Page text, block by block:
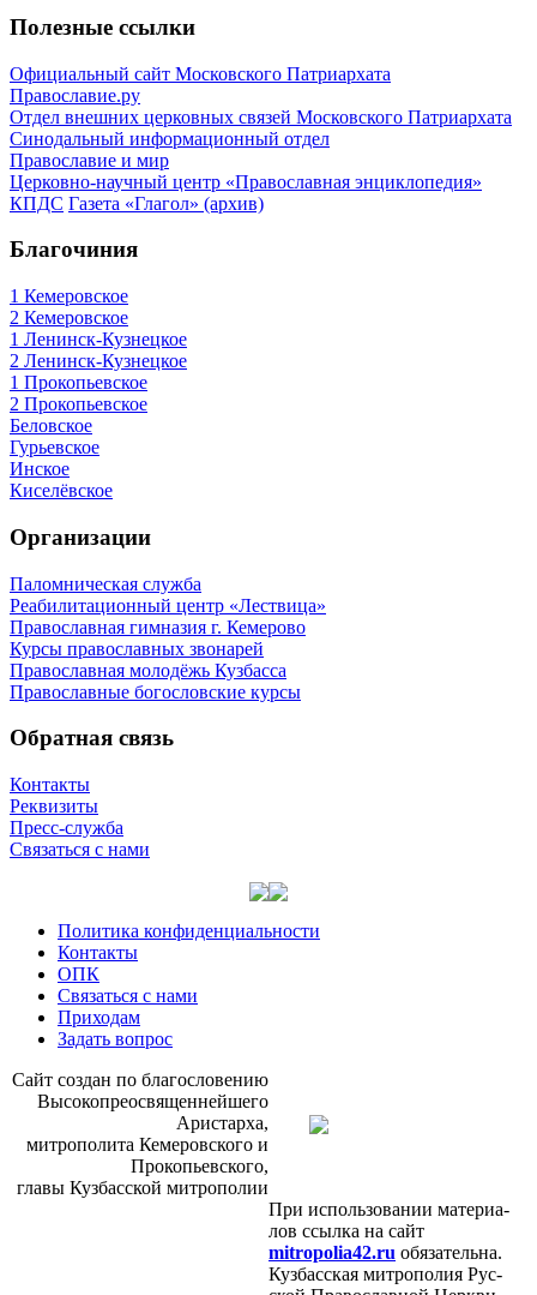
Полезные ссылки
Официальный сайт Московского Патриархата
Православие.ру
Отдел внешних церковных связей Московского Патриархата
Синодальный информационный отдел
Православие и мир
Церковно-научный центр «Православная энциклопедия»
КПДС Газета «Глагол» (архив)
Благочиния
1 Кемеровское
2 Кемеровское
1 Ленинск-Кузнецкое
2 Ленинск-Кузнецкое
1 Прокопьевское
2 Прокопьевское
Беловское
Гурьевское
Инское
Киселёвское
Организации
Паломническая служба
Реабилитационный центр «Лествица»
Православная гимназия г. Кемерово
Курсы православных звонарей
Православная молодёжь Кузбасса
Православные богословские курсы
Обратная связь
Контакты
Реквизиты
Пресс-служба
Связаться с нами
Политика конфиденциальности
Контакты
ОПК
Связаться с нами
Приходам
Задать вопрос
Сайт со­здан по бла­го­сло­ве­нию
Вы­со­ко­прео­свя­щен­ней­ше­го
Ари­стар­ха,
мит­ро­по­ли­та Ке­ме­ров­ско­го и
Про­ко­пьев­ско­го,
гла­вы Куз­бас­ской мит­ро­по­лии
При ис­поль­зо­ва­нии ма­те­ри­а­
лов ссыл­ка на сайт
mitropolia42.ru обя­за­тель­на.
Куз­бас­ская мит­ро­по­лия Рус­